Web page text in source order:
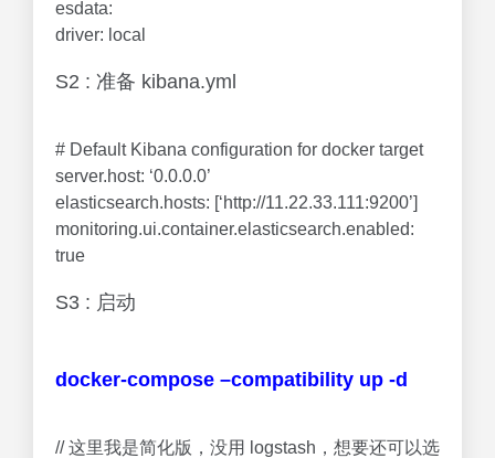
esdata:
driver: local
S2 : 准备 kibana.yml
# Default Kibana configuration for docker target
server.host: ‘0.0.0.0’
elasticsearch.hosts: [‘http://11.22.33.111:9200’]
monitoring.ui.container.elasticsearch.enabled:
true
S3 : 启动
docker-compose –compatibility up -d
// 这里我是简化版，没用 logstash，想要还可以选